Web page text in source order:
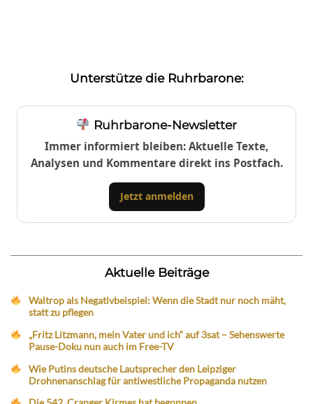
Unterstütze die Ruhrbarone:
Ruhrbarone-Newsletter
Immer informiert bleiben: Aktuelle Texte,
Analysen und Kommentare direkt ins Postfach.
Jetzt anmelden
Aktuelle Beiträge
Waltrop als Negativbeispiel: Wenn die Stadt nur noch mäht,
statt zu pflegen
„Fritz Litzmann, mein Vater und ich“ auf 3sat – Sehenswerte
Pause-Doku nun auch im Free-TV
Wie Putins deutsche Lautsprecher den Leipziger
Drohnenanschlag für antiwestliche Propaganda nutzen